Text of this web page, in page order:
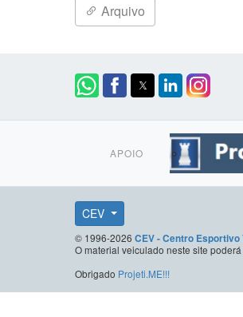
Arquivo
APOIO
CEV
© 1996-2026 CEV - Centro Esportivo
O material veiculado neste site
Obrigado Projeti.ME!!!